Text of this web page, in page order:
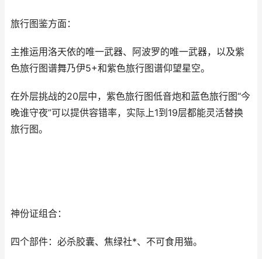
旅行图鉴方面：
主推运用洛天依的唯一武器、阿波罗的唯一武器，以及紫
色旅行图谱舞乃伊5+和紫色旅行图谱仰望星空。
在外层挑战的20层中，紫色旅行图低音炮和蓝色旅行图“今
晚谁守夜”可以提供容错率，实际上1到19层都能灵活替换
旅行图。
神份证组合：
四个部件：必杀胶囊、焦绿社*、不可食用猫。